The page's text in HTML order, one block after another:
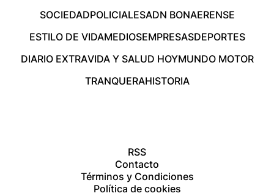
SOCIEDADPOLICIALESADN BONAERENSE
ESTILO DE VIDAMEDIOSEMPRESASDEPORTES
DIARIO EXTRAVIDA Y SALUD HOYMUNDO MOTOR
TRANQUERAHISTORIA
RSS
Contacto
Términos y Condiciones
Política de cookies